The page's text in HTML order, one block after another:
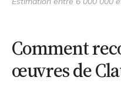
Comment
œuvres de